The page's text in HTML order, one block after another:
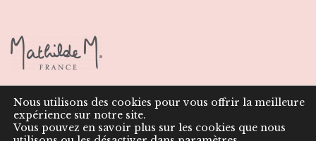
© 2021 Marie & Louis | Tous droits réservés | Entreprise
Française
Nous utilisons des cookies pour vous offrir la meilleure
expérience sur notre site.
Vous pouvez en savoir plus sur les cookies que nous